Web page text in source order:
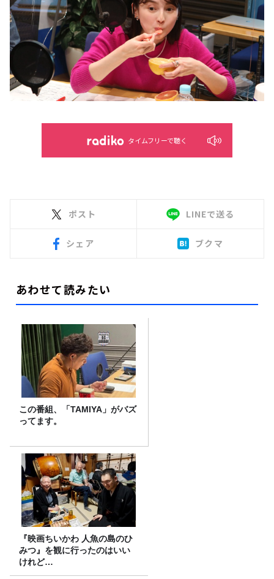
タイムフリーで聴く
ポスト LINEで送る
シェア ブクマ
あわせて読みたい
この番組、「TAMIYA」がバズ
ってます。
『映画ちいかわ 人魚の島のひ
みつ』を観に行ったのはいい
けれど…